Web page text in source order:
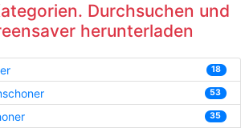
Durchsuchen und
herunterladen
18
53
35